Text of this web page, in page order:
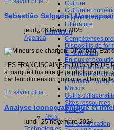
Culture
Culture et
Dispositifs de
Littérature
Formation
Compétences
Dispositifs de
E- formation
Enjeux et
Enseignement
Formations
Formation
Mooc’s
Outils
Sites ressources
Tutorat
Jeux
Jeu et éducation
Sebastião Salgado | Une
jeudi, 06 février 2025
Agenda
LES FRANCISCAINES - DOSSIER DE
a marqué l’histoire de la photographie
par leur dimension humaine et leur
En savoir plus...
Analyse iconographique et
lundi, 25 novembre 2024